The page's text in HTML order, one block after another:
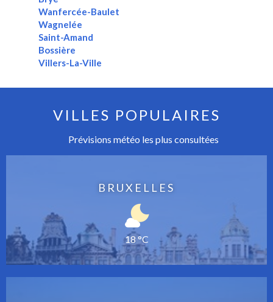
Wanfercée-Baulet
Wagnelée
Saint-Amand
Bossière
Villers-La-Ville
VILLES POPULAIRES
Prévisions météo les plus consultées
BRUXELLES
18 °C